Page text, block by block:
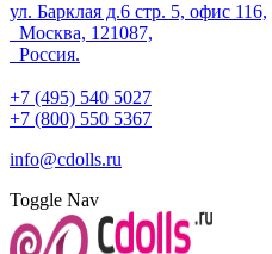
ул. Барклая д.6 стр. 5, офис 116,
Москва, 121087,
Россия.
+7 (495) 540 5027
+7 (800) 550 5367
info@cdolls.ru
Toggle Nav